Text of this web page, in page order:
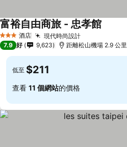
3 星級 酒店 現代時尚設計
富裕自由商旅 - 忠孝館
7.9 好 9,623 距離松山機場 2.9 公里
低至 $211
查看 11 個網站的價格